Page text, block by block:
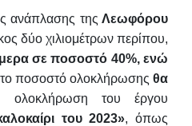
ανάπλασης της Λεωφόρου
δύο χιλιομέτρων περίπου,
σε ποσοστό 40%, ενώ
το ποσοστό ολοκλήρωσης θα
ολοκλήρωση του έργου
του 2023», όπως